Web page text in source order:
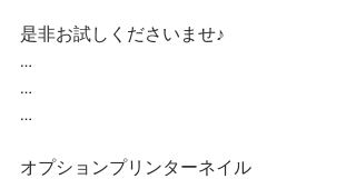
是非お試しくださいませ♪
…
…
…
オプションプリンターネイル